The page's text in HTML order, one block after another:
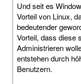
Und seit es
Vorteil von Linux,
bedeutender
Vorteil, dass diese
Administrieren
entstehen durch
Benutzern.